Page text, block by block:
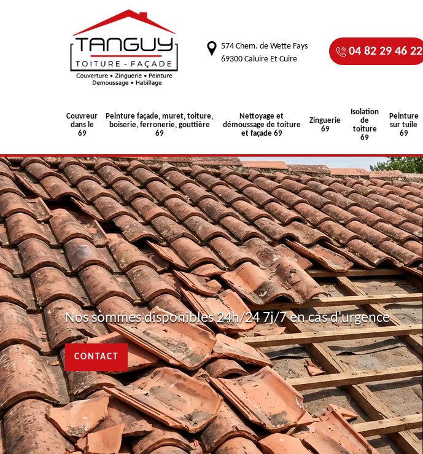
574 Chem. de Wette Fays
69300 Caluire Et Cuire
04 82 29 46 22
Couvreur
dans le
69
Peinture façade, muret, toiture,
boiserie, ferronerie, gouttière
69
Nettoyage et
démoussage de toiture
et façade 69
Zinguerie
69
Isolation
de
toiture
69
Peinture
sur tuile
69
Nos sommes disponibles 24h/24 7j/7 en cas d'urgence
CONTACT